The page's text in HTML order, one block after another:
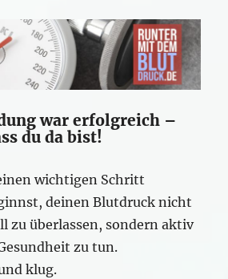
war erfolgreich –
du da bist!
wichtigen Schritt
deinen Blutdruck nicht
zu überlassen, sondern aktiv
zu tun.
klug.